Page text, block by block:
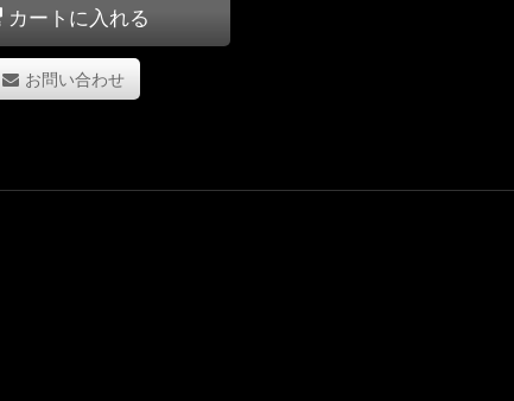
カートに入れる
お問い合わせ